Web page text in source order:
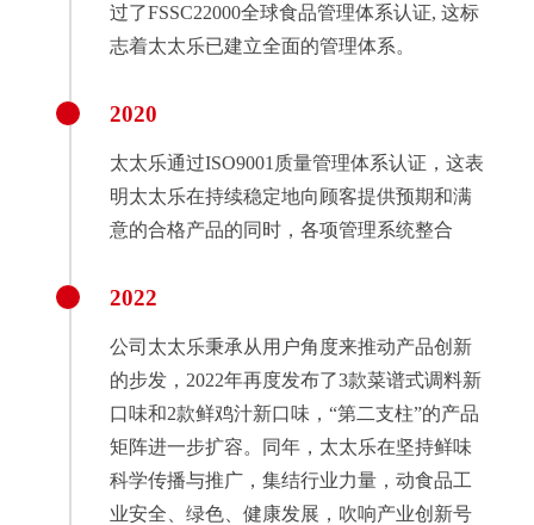
过了FSSC22000全球食品管理体系认证, 这标
志着太太乐已建立全面的管理体系。
2020
太太乐通过ISO9001质量管理体系认证，这表
明太太乐在持续稳定地向顾客提供预期和满
意的合格产品的同时，各项管理系统整合
2022
公司太太乐秉承从用户角度来推动产品创新
的步发，2022年再度发布了3款菜谱式调料新
口味和2款鲜鸡汁新口味，“第二支柱”的产品
矩阵进一步扩容。同年，太太乐在坚持鲜味
科学传播与推广，集结行业力量，动食品工
业安全、绿色、健康发展，吹响产业创新号